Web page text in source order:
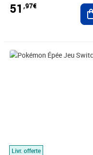
51 ,97€
Livr. offerte
Prix 52,65€